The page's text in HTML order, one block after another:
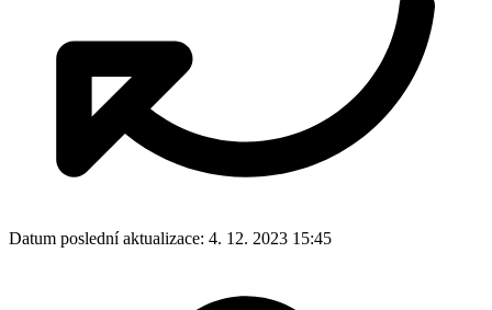
Datum poslední aktualizace: 4. 12. 2023 15:45